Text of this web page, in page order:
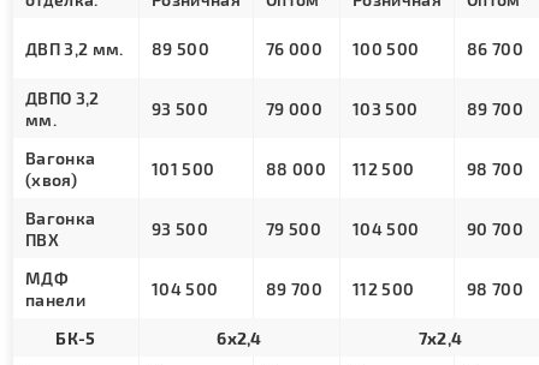
ДВП 3,2 мм. 89 500 76 000 100 500 86 700
ДВПО 3,2
мм.
93 500 79 000 103 500 89 700
Вагонка
(хвоя)
101 500 88 000 112 500 98 700
Вагонка
ПВХ
93 500 79 500 104 500 90 700
МДФ
панели
104 500 89 700 112 500 98 700
БК-5 6х2,4
7х2,4